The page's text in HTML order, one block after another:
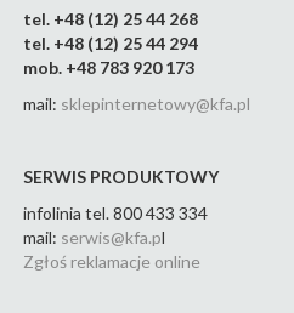
tel. +48 (12) 25 44 268
tel. +48 (12) 25 44 294
mob. +48 783 920 173
mail: sklepinternetowy@kfa.pl
SERWIS PRODUKTOWY
infolinia tel. 800 433 334
mail: serwis@kfa.pl
Zgłoś reklamacje online